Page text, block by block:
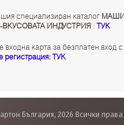
специализиран каталог
ИНДУСТРИЯ : ТУК
входна карта за безплатен вход
регистрация: ТУК
България, 2026 Всички